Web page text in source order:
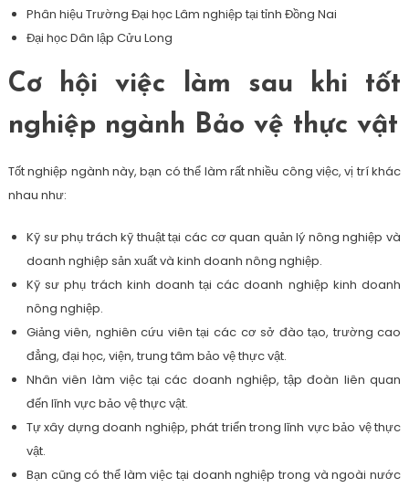
Phân hiệu Trường Đại học Lâm nghiệp tại tỉnh Đồng Nai
Đại học Dân lập Cửu Long
Cơ hội việc làm sau khi tốt
nghiệp ngành Bảo vệ thực vật
Tốt nghiệp ngành này, bạn có thể làm rất nhiều công việc, vị trí khác
nhau như:
Kỹ sư phụ trách kỹ thuật tại các cơ quan quản lý nông nghiệp và
doanh nghiệp sản xuất và kinh doanh nông nghiệp.
Kỹ sư phụ trách kinh doanh tại các doanh nghiệp kinh doanh
nông nghiệp.
Giảng viên, nghiên cứu viên tại các cơ sở đào tạo, trường cao
đẳng, đại học, viện, trung tâm bảo vệ thực vật.
Nhân viên làm việc tại các doanh nghiệp, tập đoàn liên quan
đến lĩnh vực bảo vệ thực vật.
Tự xây dựng doanh nghiệp, phát triển trong lĩnh vực bảo vệ thực
vật.
Bạn cũng có thể làm việc tại doanh nghiệp trong và ngoài nước